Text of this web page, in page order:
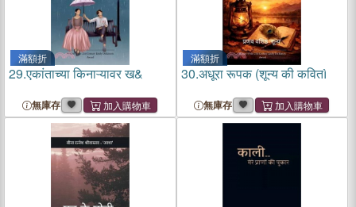
滿額折
29.एकांताच्या किनाऱ्यावर ख&
無庫存
滿額折
30.अधूरा रूपक (शून्य की कवितì
無庫存